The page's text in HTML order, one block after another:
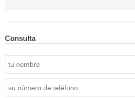
Consulta